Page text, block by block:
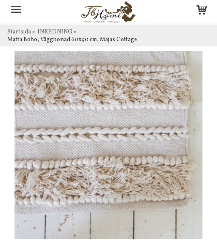
Startsida» INREDNING»
Matta Boho, Väggbonad 60x90 cm, Majas Cottage